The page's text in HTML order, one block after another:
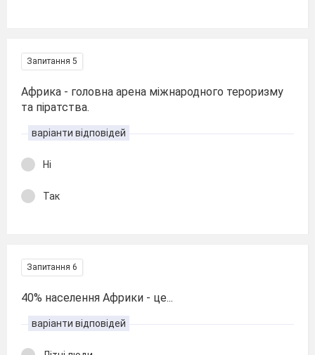
Запитання 5
Африка - головна арена міжнародного тероризму
та піратства.
варіанти відповідей
Ні
Так
Запитання 6
40% населення Африки - це...
варіанти відповідей